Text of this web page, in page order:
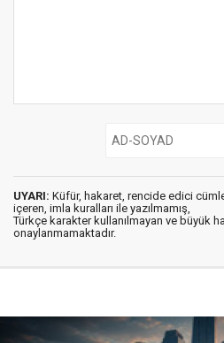
UYARI: Küfür, hakaret, rencide edici
içeren, imla kuralları ile yazılmamış,
Türkçe karakter kullanılmayan ve büyük
onaylanmamaktadır.